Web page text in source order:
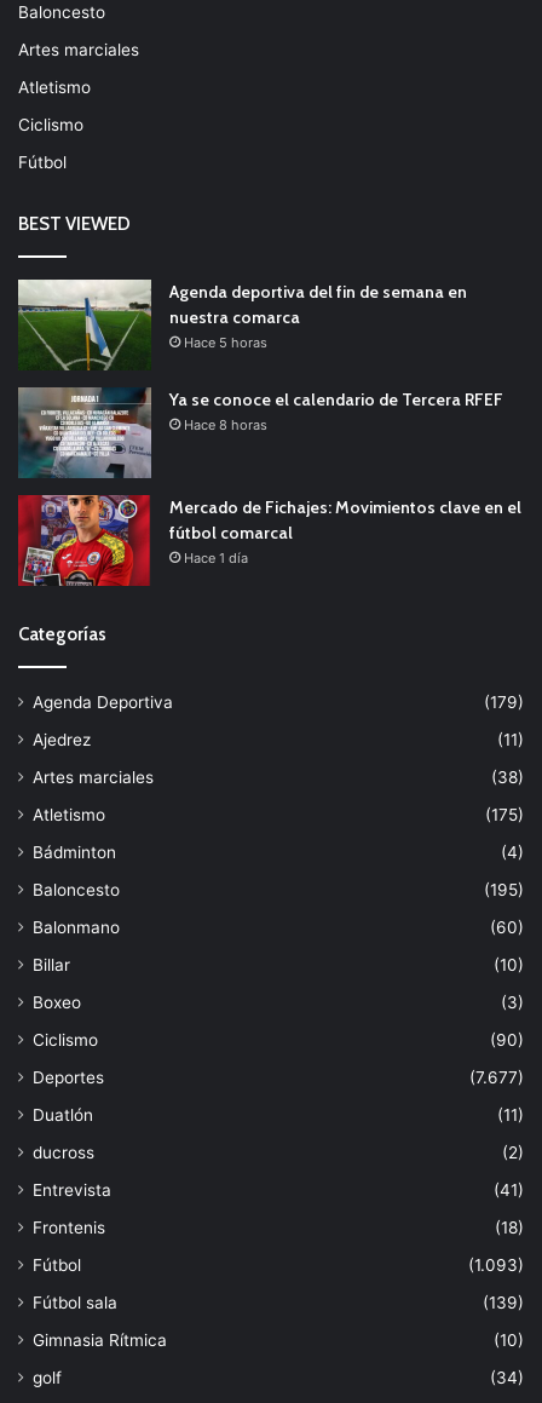
Baloncesto
Artes marciales
Atletismo
Ciclismo
Fútbol
BEST VIEWED
Agenda deportiva del fin de semana en
nuestra comarca
Hace 5 horas
Ya se conoce el calendario de Tercera RFEF
Hace 8 horas
Mercado de Fichajes: Movimientos clave en el
fútbol comarcal
Hace 1 día
Categorías
Agenda Deportiva
(179)
Ajedrez
(11)
Artes marciales
(38)
Atletismo
(175)
Bádminton
(4)
Baloncesto
(195)
Balonmano
(60)
Billar
(10)
Boxeo
(3)
Ciclismo
(90)
Deportes
(7.677)
Duatlón
(11)
ducross
(2)
Entrevista
(41)
Frontenis
(18)
Fútbol
(1.093)
Fútbol sala
(139)
Gimnasia Rítmica
(10)
golf
(34)